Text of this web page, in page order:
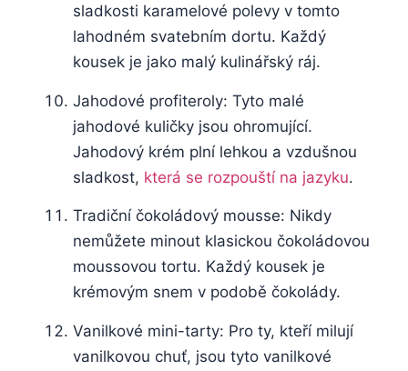
sladkosti karamelové polevy v tomto
lahodném svatebním dortu. Každý
kousek je jako malý kulinářský ráj.
Jahodové profiteroly: Tyto malé
jahodové kuličky jsou ohromující.
Jahodový krém plní lehkou a vzdušnou
sladkost, která se rozpouští na jazyku.
Tradiční čokoládový mousse: Nikdy
nemůžete minout klasickou čokoládovou
moussovou tortu. Každý kousek je
krémovým snem v podobě čokolády.
Vanilkové mini-tarty: Pro ty, kteří milují
vanilkovou chuť, jsou tyto vanilkové